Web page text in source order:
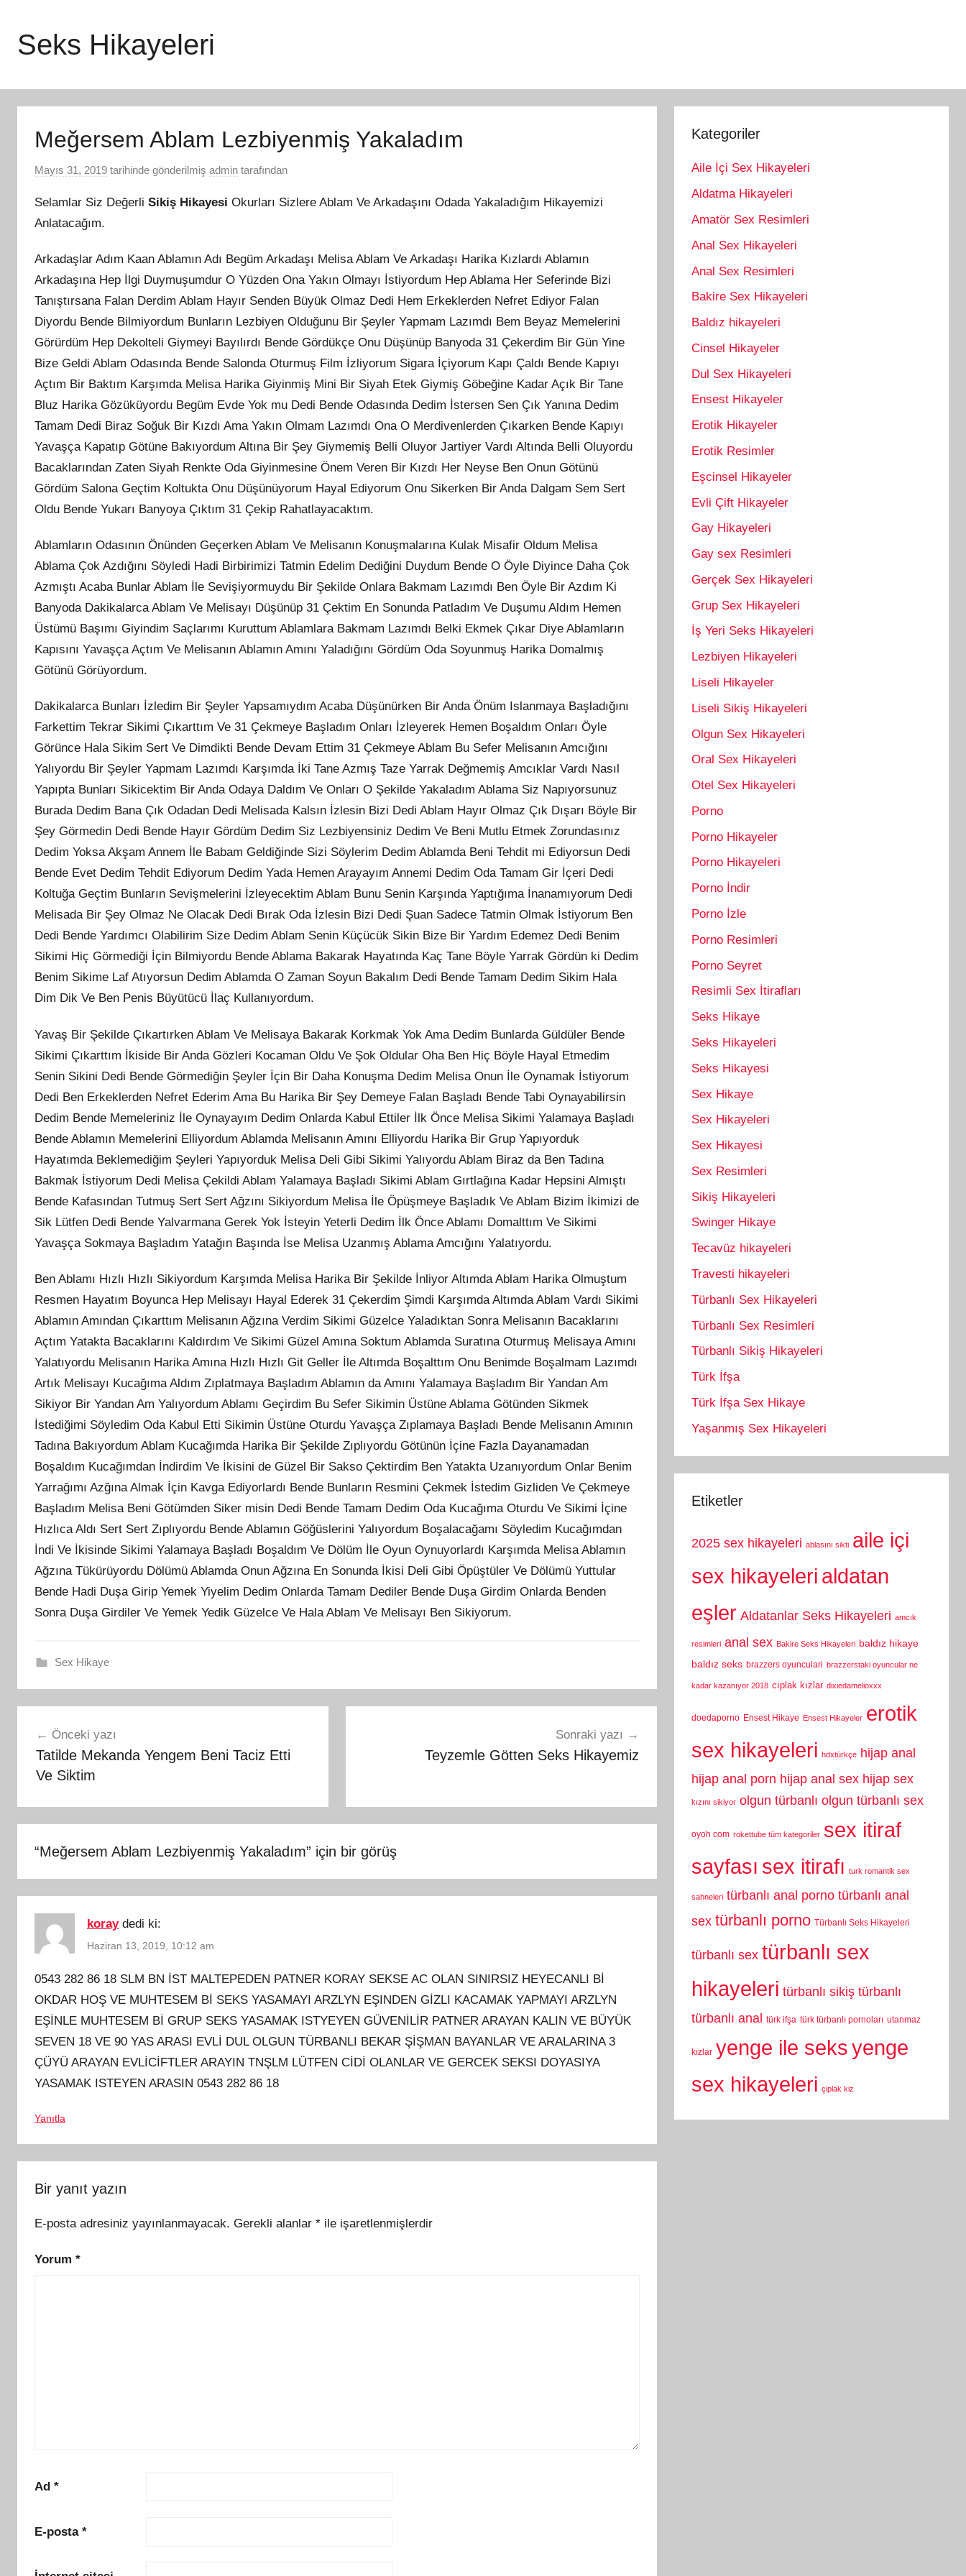
Seks Hikayeleri
Meğersem Ablam Lezbiyenmiş Yakaladım
Mayıs 31, 2019 tarihinde gönderilmiş admin tarafından
Selamlar Siz Değerli Sikiş Hikayesi Okurları Sizlere Ablam Ve Arkadaşını Odada Yakaladığım Hikayemizi
Anlatacağım.
Arkadaşlar Adım Kaan Ablamın Adı Begüm Arkadaşı Melisa Ablam Ve Arkadaşı Harika Kızlardı Ablamın
Arkadaşına Hep İlgi Duymuşumdur O Yüzden Ona Yakın Olmayı İstiyordum Hep Ablama Her Seferinde Bizi
Tanıştırsana Falan Derdim Ablam Hayır Senden Büyük Olmaz Dedi Hem Erkeklerden Nefret Ediyor Falan
Diyordu Bende Bilmiyordum Bunların Lezbiyen Olduğunu Bir Şeyler Yapmam Lazımdı Bem Beyaz Memelerini
Görürdüm Hep Dekolteli Giymeyi Bayılırdı Bende Gördükçe Onu Düşünüp Banyoda 31 Çekerdim Bir Gün Yine
Bize Geldi Ablam Odasında Bende Salonda Oturmuş Film İzliyorum Sigara İçiyorum Kapı Çaldı Bende Kapıyı
Açtım Bir Baktım Karşımda Melisa Harika Giyinmiş Mini Bir Siyah Etek Giymiş Göbeğine Kadar Açık Bir Tane
Bluz Harika Gözüküyordu Begüm Evde Yok mu Dedi Bende Odasında Dedim İstersen Sen Çık Yanına Dedim
Tamam Dedi Biraz Soğuk Bir Kızdı Ama Yakın Olmam Lazımdı Ona O Merdivenlerden Çıkarken Bende Kapıyı
Yavaşça Kapatıp Götüne Bakıyordum Altına Bir Şey Giymemiş Belli Oluyor Jartiyer Vardı Altında Belli Oluyordu
Bacaklarından Zaten Siyah Renkte Oda Giyinmesine Önem Veren Bir Kızdı Her Neyse Ben Onun Götünü
Gördüm Salona Geçtim Koltukta Onu Düşünüyorum Hayal Ediyorum Onu Sikerken Bir Anda Dalgam Sem Sert
Oldu Bende Yukarı Banyoya Çıktım 31 Çekip Rahatlayacaktım.
Ablamların Odasının Önünden Geçerken Ablam Ve Melisanın Konuşmalarına Kulak Misafir Oldum Melisa
Ablama Çok Azdığını Söyledi Hadi Birbirimizi Tatmin Edelim Dediğini Duydum Bende O Öyle Diyince Daha Çok
Azmıştı Acaba Bunlar Ablam İle Sevişiyormuydu Bir Şekilde Onlara Bakmam Lazımdı Ben Öyle Bir Azdım Ki
Banyoda Dakikalarca Ablam Ve Melisayı Düşünüp 31 Çektim En Sonunda Patladım Ve Duşumu Aldım Hemen
Üstümü Başımı Giyindim Saçlarımı Kuruttum Ablamlara Bakmam Lazımdı Belki Ekmek Çıkar Diye Ablamların
Kapısını Yavaşça Açtım Ve Melisanın Ablamın Amını Yaladığını Gördüm Oda Soyunmuş Harika Domalmış
Götünü Görüyordum.
Dakikalarca Bunları İzledim Bir Şeyler Yapsamıydım Acaba Düşünürken Bir Anda Önüm Islanmaya Başladığını
Farkettim Tekrar Sikimi Çıkarttım Ve 31 Çekmeye Başladım Onları İzleyerek Hemen Boşaldım Onları Öyle
Görünce Hala Sikim Sert Ve Dimdikti Bende Devam Ettim 31 Çekmeye Ablam Bu Sefer Melisanın Amcığını
Yalıyordu Bir Şeyler Yapmam Lazımdı Karşımda İki Tane Azmış Taze Yarrak Değmemiş Amcıklar Vardı Nasıl
Yapıpta Bunları Sikicektim Bir Anda Odaya Daldım Ve Onları O Şekilde Yakaladım Ablama Siz Napıyorsunuz
Burada Dedim Bana Çık Odadan Dedi Melisada Kalsın İzlesin Bizi Dedi Ablam Hayır Olmaz Çık Dışarı Böyle Bir
Şey Görmedin Dedi Bende Hayır Gördüm Dedim Siz Lezbiyensiniz Dedim Ve Beni Mutlu Etmek Zorundasınız
Dedim Yoksa Akşam Annem İle Babam Geldiğinde Sizi Söylerim Dedim Ablamda Beni Tehdit mi Ediyorsun Dedi
Bende Evet Dedim Tehdit Ediyorum Dedim Yada Hemen Arayayım Annemi Dedim Oda Tamam Gir İçeri Dedi
Koltuğa Geçtim Bunların Sevişmelerini İzleyecektim Ablam Bunu Senin Karşında Yaptığıma İnanamıyorum Dedi
Melisada Bir Şey Olmaz Ne Olacak Dedi Bırak Oda İzlesin Bizi Dedi Şuan Sadece Tatmin Olmak İstiyorum Ben
Dedi Bende Yardımcı Olabilirim Size Dedim Ablam Senin Küçücük Sikin Bize Bir Yardım Edemez Dedi Benim
Sikimi Hiç Görmediği İçin Bilmiyordu Bende Ablama Bakarak Hayatında Kaç Tane Böyle Yarrak Gördün ki Dedim
Benim Sikime Laf Atıyorsun Dedim Ablamda O Zaman Soyun Bakalım Dedi Bende Tamam Dedim Sikim Hala
Dim Dik Ve Ben Penis Büyütücü İlaç Kullanıyordum.
Yavaş Bir Şekilde Çıkartırken Ablam Ve Melisaya Bakarak Korkmak Yok Ama Dedim Bunlarda Güldüler Bende
Sikimi Çıkarttım İkiside Bir Anda Gözleri Kocaman Oldu Ve Şok Oldular Oha Ben Hiç Böyle Hayal Etmedim
Senin Sikini Dedi Bende Görmediğin Şeyler İçin Bir Daha Konuşma Dedim Melisa Onun İle Oynamak İstiyorum
Dedi Ben Erkeklerden Nefret Ederim Ama Bu Harika Bir Şey Demeye Falan Başladı Bende Tabi Oynayabilirsin
Dedim Bende Memeleriniz İle Oynayayım Dedim Onlarda Kabul Ettiler İlk Önce Melisa Sikimi Yalamaya Başladı
Bende Ablamın Memelerini Elliyordum Ablamda Melisanın Amını Elliyordu Harika Bir Grup Yapıyorduk
Hayatımda Beklemediğim Şeyleri Yapıyorduk Melisa Deli Gibi Sikimi Yalıyordu Ablam Biraz da Ben Tadına
Bakmak İstiyorum Dedi Melisa Çekildi Ablam Yalamaya Başladı Sikimi Ablam Gırtlağına Kadar Hepsini Almıştı
Bende Kafasından Tutmuş Sert Sert Ağzını Sikiyordum Melisa İle Öpüşmeye Başladık Ve Ablam Bizim İkimizi de
Sik Lütfen Dedi Bende Yalvarmana Gerek Yok İsteyin Yeterli Dedim İlk Önce Ablamı Domalttım Ve Sikimi
Yavaşça Sokmaya Başladım Yatağın Başında İse Melisa Uzanmış Ablama Amcığını Yalatıyordu.
Ben Ablamı Hızlı Hızlı Sikiyordum Karşımda Melisa Harika Bir Şekilde İnliyor Altımda Ablam Harika Olmuştum
Resmen Hayatım Boyunca Hep Melisayı Hayal Ederek 31 Çekerdim Şimdi Karşımda Altımda Ablam Vardı Sikimi
Ablamın Amından Çıkarttım Melisanın Ağzına Verdim Sikimi Güzelce Yaladıktan Sonra Melisanın Bacaklarını
Açtım Yatakta Bacaklarını Kaldırdım Ve Sikimi Güzel Amına Soktum Ablamda Suratına Oturmuş Melisaya Amını
Yalatıyordu Melisanın Harika Amına Hızlı Hızlı Git Geller İle Altımda Boşalttım Onu Benimde Boşalmam Lazımdı
Artık Melisayı Kucağıma Aldım Zıplatmaya Başladım Ablamın da Amını Yalamaya Başladım Bir Yandan Am
Sikiyor Bir Yandan Am Yalıyordum Ablamı Geçirdim Bu Sefer Sikimin Üstüne Ablama Götünden Sikmek
İstediğimi Söyledim Oda Kabul Etti Sikimin Üstüne Oturdu Yavaşça Zıplamaya Başladı Bende Melisanın Amının
Tadına Bakıyordum Ablam Kucağımda Harika Bir Şekilde Zıplıyordu Götünün İçine Fazla Dayanamadan
Boşaldım Kucağımdan İndirdim Ve İkisini de Güzel Bir Sakso Çektirdim Ben Yatakta Uzanıyordum Onlar Benim
Yarrağımı Azğına Almak İçin Kavga Ediyorlardı Bende Bunların Resmini Çekmek İstedim Gizliden Ve Çekmeye
Başladım Melisa Beni Götümden Siker misin Dedi Bende Tamam Dedim Oda Kucağıma Oturdu Ve Sikimi İçine
Hızlıca Aldı Sert Sert Zıplıyordu Bende Ablamın Göğüslerini Yalıyordum Boşalacağamı Söyledim Kucağımdan
İndi Ve İkisinde Sikimi Yalamaya Başladı Boşaldım Ve Dölüm İle Oyun Oynuyorlardı Karşımda Melisa Ablamın
Ağzına Tükürüyordu Dölümü Ablamda Onun Ağzına En Sonunda İkisi Deli Gibi Öpüştüler Ve Dölümü Yuttular
Bende Hadi Duşa Girip Yemek Yiyelim Dedim Onlarda Tamam Dediler Bende Duşa Girdim Onlarda Benden
Sonra Duşa Girdiler Ve Yemek Yedik Güzelce Ve Hala Ablam Ve Melisayı Ben Sikiyorum.
Sex Hikaye
gezinmesi
Önceki yazı
Tatilde Mekanda Yengem Beni Taciz Etti
Ve Siktim
Sonraki yazı
Teyzemle Götten Seks Hikayemiz
“Meğersem Ablam Lezbiyenmiş Yakaladım” için bir görüş
koray dedi ki:
Haziran 13, 2019, 10:12 am
0543 282 86 18 SLM BN İST MALTEPEDEN PATNER KORAY SEKSE AC OLAN SINIRSIZ HEYECANLI Bİ
OKDAR HOŞ VE MUHTESEM Bİ SEKS YASAMAYI ARZLYN EŞINDEN GİZLI KACAMAK YAPMAYI ARZLYN
EŞİNLE MUHTESEM Bİ GRUP SEKS YASAMAK ISTYEYEN GÜVENİLİR PATNER ARAYAN KALIN VE BÜYÜK
SEVEN 18 VE 90 YAS ARASI EVLİ DUL OLGUN TÜRBANLI BEKAR ŞİŞMAN BAYANLAR VE ARALARINA 3
ÇÜYÜ ARAYAN EVLİCİFTLER ARAYIN TNŞLM LÜTFEN CİDİ OLANLAR VE GERCEK SEKSI DOYASIYA
YASAMAK ISTEYEN ARASIN 0543 282 86 18
Yanıtla
Bir yanıt yazın
E-posta adresiniz yayınlanmayacak. Gerekli alanlar * ile işaretlenmişlerdir
Yorum *
Ad *
E-posta *
Kategoriler
Aile İçi Sex Hikayeleri
Aldatma Hikayeleri
Amatör Sex Resimleri
Anal Sex Hikayeleri
Anal Sex Resimleri
Bakire Sex Hikayeleri
Baldız hikayeleri
Cinsel Hikayeler
Dul Sex Hikayeleri
Ensest Hikayeler
Erotik Hikayeler
Erotik Resimler
Eşcinsel Hikayeler
Evli Çift Hikayeler
Gay Hikayeleri
Gay sex Resimleri
Gerçek Sex Hikayeleri
Grup Sex Hikayeleri
İş Yeri Seks Hikayeleri
Lezbiyen Hikayeleri
Liseli Hikayeler
Liseli Sikiş Hikayeleri
Olgun Sex Hikayeleri
Oral Sex Hikayeleri
Otel Sex Hikayeleri
Porno
Porno Hikayeler
Porno Hikayeleri
Porno İndir
Porno İzle
Porno Resimleri
Porno Seyret
Resimli Sex İtirafları
Seks Hikaye
Seks Hikayeleri
Seks Hikayesi
Sex Hikaye
Sex Hikayeleri
Sex Hikayesi
Sex Resimleri
Sikiş Hikayeleri
Swinger Hikaye
Tecavüz hikayeleri
Travesti hikayeleri
Türbanlı Sex Hikayeleri
Türbanlı Sex Resimleri
Türbanlı Sikiş Hikayeleri
Türk İfşa
Türk İfşa Sex Hikaye
Yaşanmış Sex Hikayeleri
Etiketler
2025 sex hikayeleri ablasını sikti aile içi
sex hikayeleri aldatan
eşler Aldatanlar Seks Hikayeleri amcık
resimleri anal sex Bakire Seks Hikayeleri baldız hikaye
baldız seks brazzers oyunculari brazzerstaki oyuncular ne
kadar kazanıyor 2018 cıplak kızlar dixiedamelioxxx
doedaporno Ensest Hikaye Ensest Hikayeler erotik
sex hikayeleri hdxtürkçe hijap anal
hijap anal porn hijap anal sex hijap sex
kızını sikiyor olgun türbanlı olgun türbanlı sex
oyoh com rokettube tüm kategoriler sex itiraf
sayfası sex itirafı turk romantik sex
sahneleri türbanlı anal porno türbanlı anal
sex türbanlı porno Türbanlı Seks Hikayeleri
türbanlı sex türbanlı sex
hikayeleri türbanlı sikiş türbanlı
türbanlı anal türk ifşa türk türbanlı pornoları utanmaz
kızlar yenge ile seksyenge
sex hikayeleri çiplak kiz